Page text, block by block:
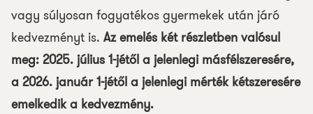
vagy súlyosan fogyatékos gyermekek után járó
kedvezményt is. Az emelés két részletben valósul
meg: 2025. július 1-jétől a jelenlegi másfélszeresére,
a 2026. január 1-jétől a jelenlegi mérték kétszeresére
emelkedik a kedvezmény.